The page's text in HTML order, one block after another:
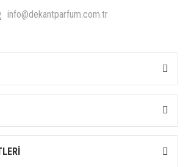
info@dekantparfum.com.tr